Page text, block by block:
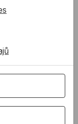
tmely
a